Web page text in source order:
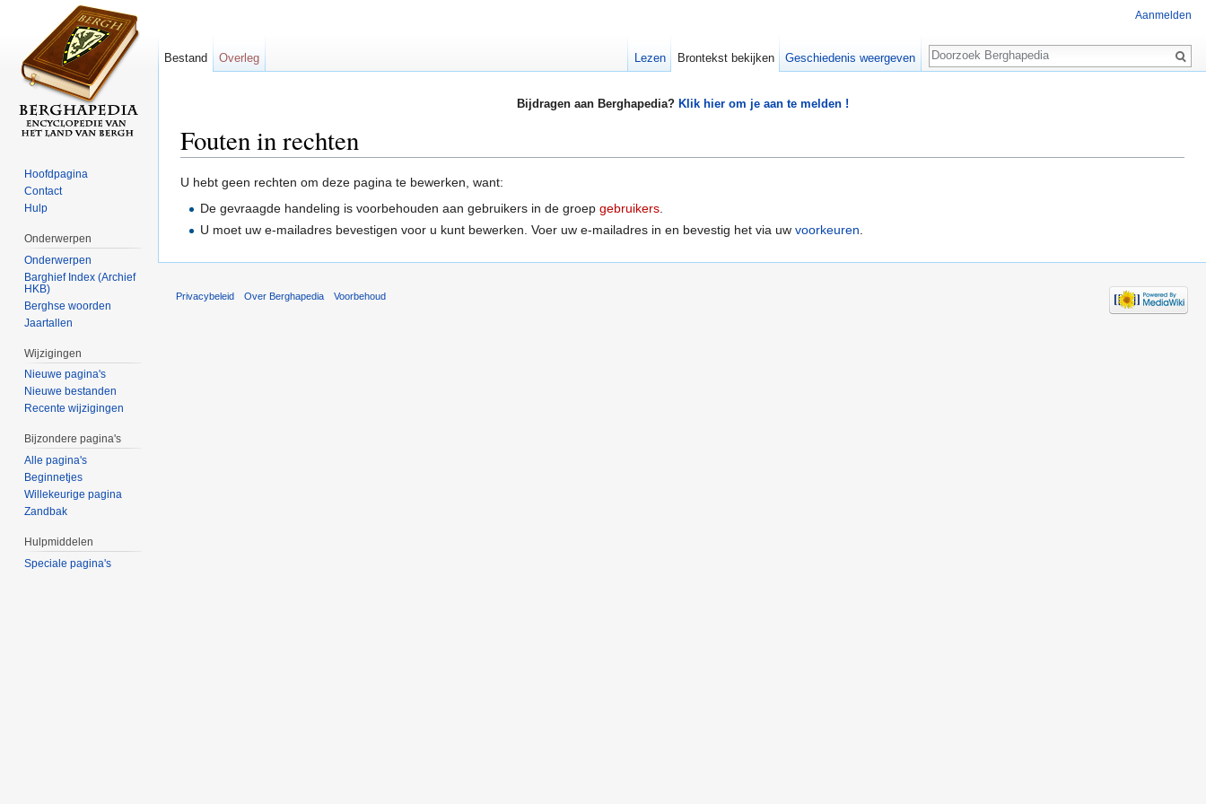
Bijdragen aan Berghapedia? Klik hier om je aan te melden !
Fouten in rechten
U hebt geen rechten om deze pagina te bewerken, want:
De gevraagde handeling is voorbehouden aan gebruikers in de groepgebruikers.
U moet uw e-mailadres bevestigen voor u kunt bewerken. Voer uw e-mailadres in en bevestig het via uwvoorkeuren
Aanmelden
Bestand Overleg Lezen Brontekst bekijken Geschiedenis weergeven
Zoeken
Hoofdpagina
Contact
Hulp
Onderwerpen
Onderwerpen
Barghief Index (Archief
HKB)
Berghse woorden
Jaartallen
Wijzigingen
Nieuwe pagina's
Nieuwe bestanden
Recente wijzigingen
Bijzondere pagina's
Alle pagina's
Beginnetjes
Willekeurige pagina
Zandbak
Hulpmiddelen
Speciale pagina's
Privacybeleid Over Berghapedia Voorbehoud